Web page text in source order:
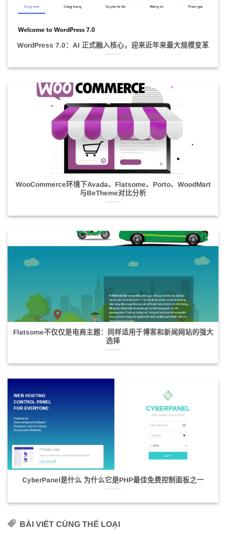
WordPress 7.0：AI 正式融入核心，迎来近年来最大规模变革
WooCommerce环境下Avada、Flatsome、Porto、WoodMart
与BeTheme对比分析
Flatsome不仅仅是电商主题：同样适用于博客和新闻网站的强大
选择
CyberPanel是什么 为什么它是PHP最佳免费控制面板之一
BÀI VIẾT CÙNG THỂ LOẠI